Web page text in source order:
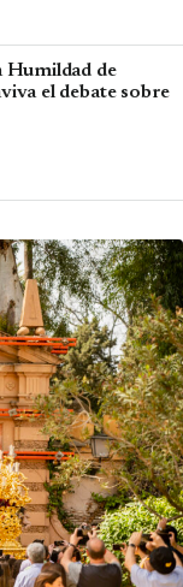
Humildad de
el debate sobre